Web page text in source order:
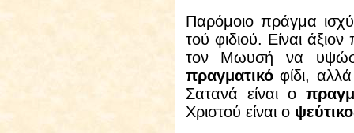
Παρόμοιο πράγμα
τού φιδιού. Είναι
τον Μωυσή να
πραγματικόφίδι,
Σατανά είναι ο
Χριστού είναι ο